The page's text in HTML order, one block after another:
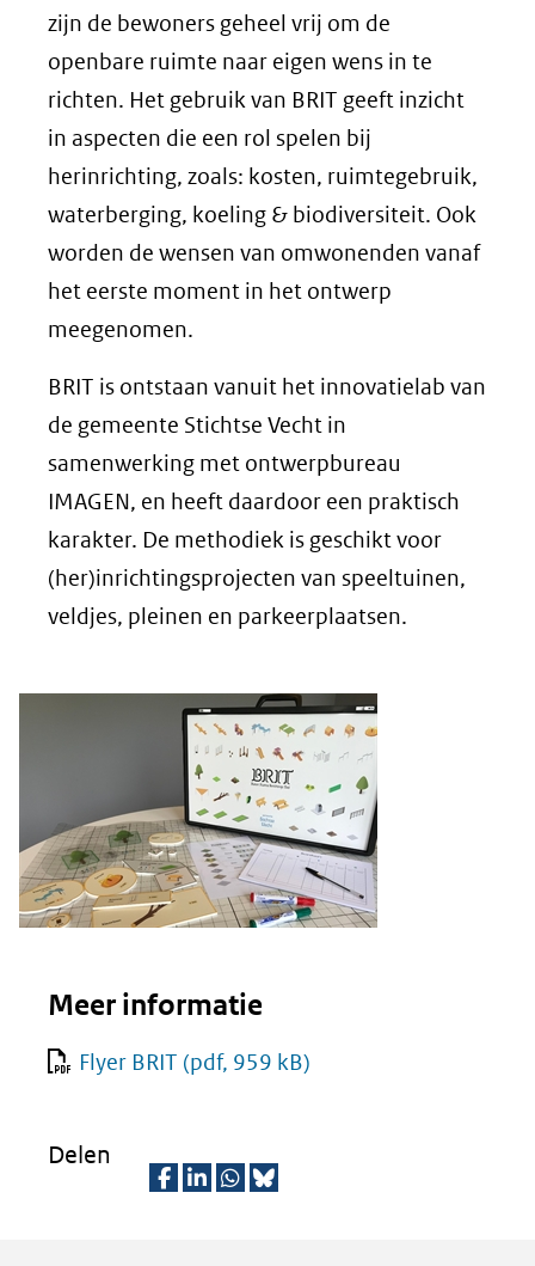
zijn de bewoners geheel vrij om de
openbare ruimte naar eigen wens in te
richten. Het gebruik van BRIT geeft inzicht
in aspecten die een rol spelen bij
herinrichting, zoals: kosten, ruimtegebruik,
waterberging, koeling & biodiversiteit. Ook
worden de wensen van omwonenden vanaf
het eerste moment in het ontwerp
meegenomen.
BRIT is ontstaan vanuit het innovatielab van
de gemeente Stichtse Vecht in
samenwerking met ontwerpbureau
IMAGEN, en heeft daardoor een praktisch
karakter. De methodiek is geschikt voor
(her)inrichtingsprojecten van speeltuinen,
veldjes, pleinen en parkeerplaatsen.
Meer informatie
Flyer BRIT (pdf, 959 kB)
Delen